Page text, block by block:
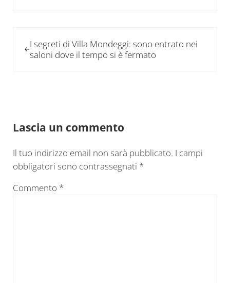
I segreti di Villa Mondeggi: sono entrato nei
saloni dove il tempo si è fermato
Lascia un commento
Il tuo indirizzo email non sarà pubblicato. I campi
obbligatori sono contrassegnati *
Commento *